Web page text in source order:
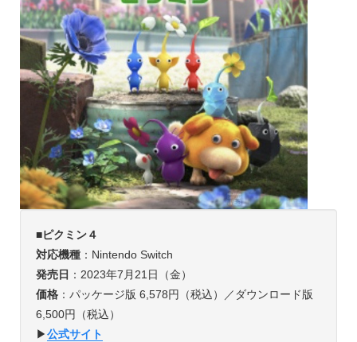
■ピクミン４
対応機種：Nintendo Switch
発売日 ：2023年7月21日（金）
価格：パッケージ版 6,578円（税込）／ダウンロード版
6,500円（税込）
▶︎公式サイト